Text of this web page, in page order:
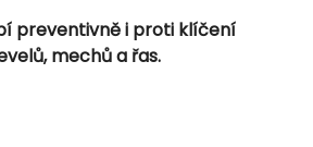
preventivně i proti klíčení
mechů a řas.